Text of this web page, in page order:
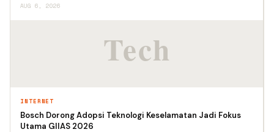
AUG 6, 2026
INTERNET
Bosch Dorong Adopsi Teknologi Keselamatan Jadi Fokus
Utama GIIAS 2026